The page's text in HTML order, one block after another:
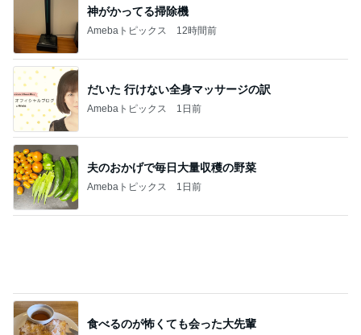
食べるのが怖くても会った大先輩
Amebaトピックス 1日前
軽い揺れも感じとってしまうからだ
Amebaトピックス 1日前